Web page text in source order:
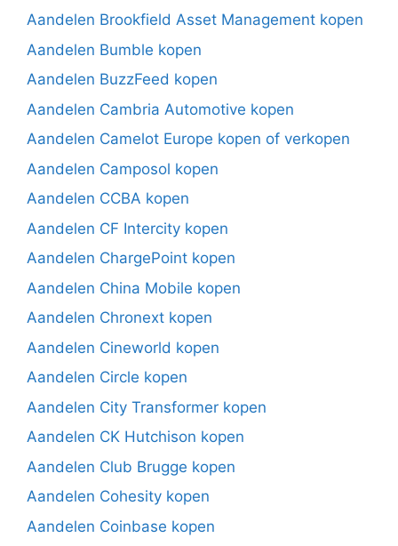
Aandelen Brookfield Asset Management kopen
Aandelen Bumble kopen
Aandelen BuzzFeed kopen
Aandelen Cambria Automotive kopen
Aandelen Camelot Europe kopen of verkopen
Aandelen Camposol kopen
Aandelen CCBA kopen
Aandelen CF Intercity kopen
Aandelen ChargePoint kopen
Aandelen China Mobile kopen
Aandelen Chronext kopen
Aandelen Cineworld kopen
Aandelen Circle kopen
Aandelen City Transformer kopen
Aandelen CK Hutchison kopen
Aandelen Club Brugge kopen
Aandelen Cohesity kopen
Aandelen Coinbase kopen